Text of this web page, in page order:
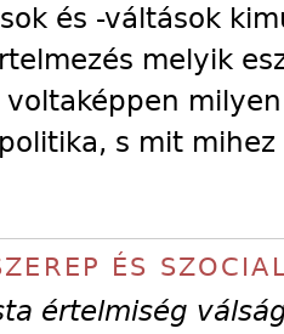
és -váltások
melyik
voltaképpen
s mit
ÉS
értelmiség